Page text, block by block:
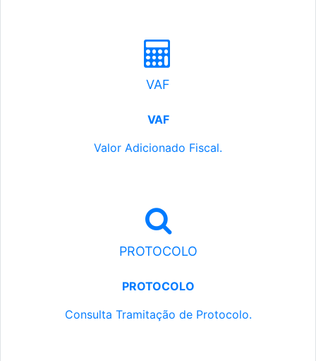
VAF
VAF
Valor Adicionado Fiscal.
PROTOCOLO
PROTOCOLO
Consulta Tramitação de Protocolo.